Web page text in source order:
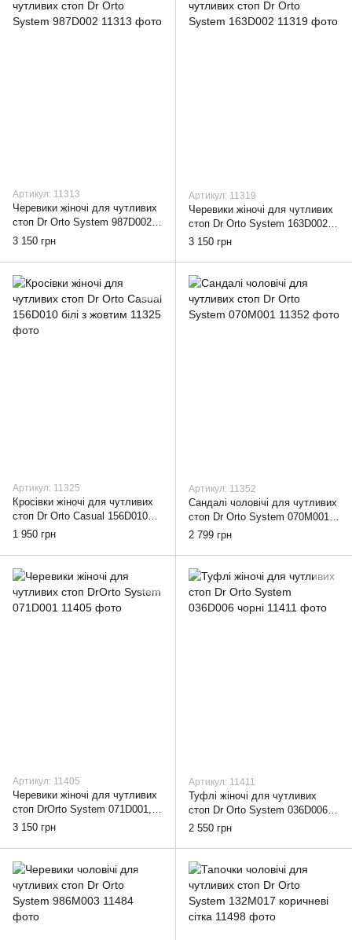
Артикул: 11313
Черевики жіночі для чутливих
стоп Dr Orto System 987D002,
38
3 150 грн
Артикул: 11319
Черевики жіночі для чутливих
стоп Dr Orto System 163D002,
38
3 150 грн
Артикул: 11325
Кросівки жіночі для чутливих
стоп Dr Orto Casual 156D010
білі з жовтим, 38
1 950 грн
Артикул: 11352
Сандалі чоловічі для чутливих
стоп Dr Orto System 070M001,
42
2 799 грн
Артикул: 11405
Черевики жіночі для чутливих
стоп DrOrto System 071D001,
38
3 150 грн
Артикул: 11411
Туфлі жіночі для чутливих
стоп Dr Orto System 036D006
чорні, 38
2 550 грн